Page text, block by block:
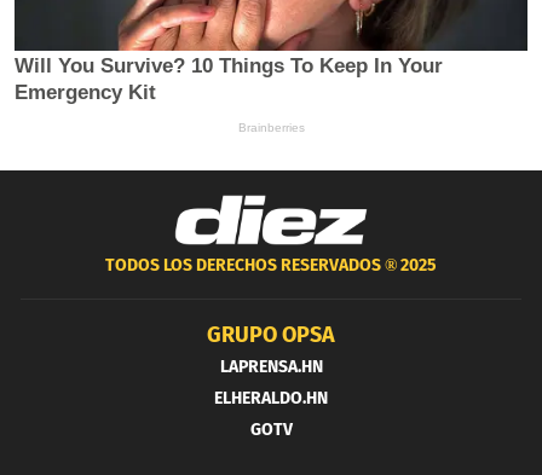
TODOS LOS DERECHOS RESERVADOS ®2025
GRUPO OPSA
LAPRENSA.HN
ELHERALDO.HN
GOTV